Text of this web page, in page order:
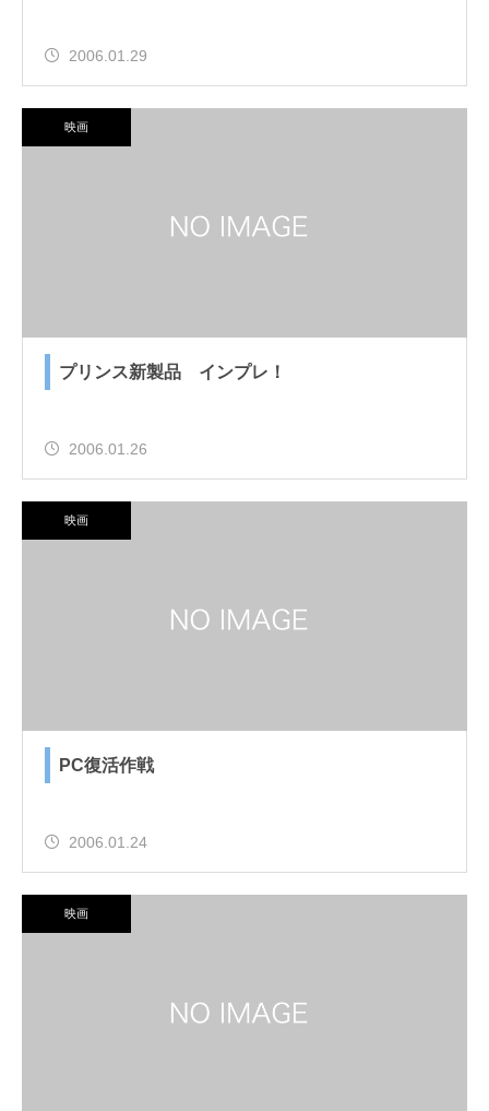
2006.01.29
映画
プリンス新製品 インプレ！
2006.01.26
映画
PC復活作戦
2006.01.24
映画